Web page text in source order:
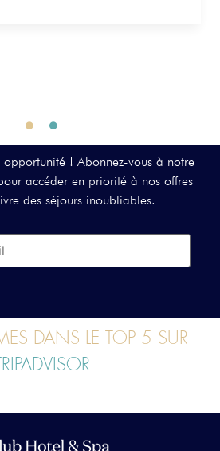
! Abonnez-vous à notre
accéder en priorité à nos offres
des séjours inoubliables.
DANS LE TOP 5 SUR